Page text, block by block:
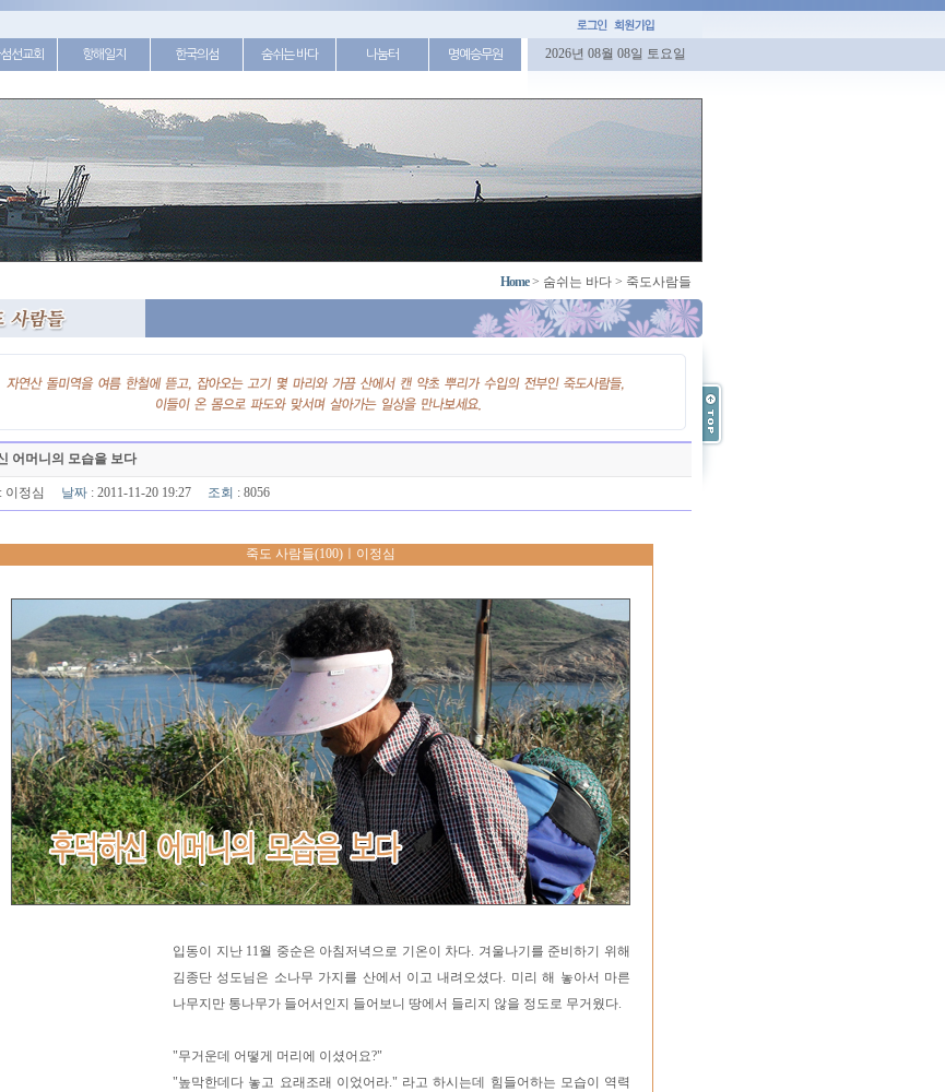
선교회 항해일지 한국의섬 숨쉬는 바다 나눔터 명예승무원 2026년 08월 08일 토요일
Home> 숨쉬는 바다 > 죽도사람들
어머니의 모습을 보다
: 이정심 날짜: 2011-11-20 19:27 조회 : 8056
죽도 사람들(100)ㅣ이정심
입동이 지난 11월 중순은 아침저녁으로 기온이 차다. 겨울나기를 준비하기 위해
김종단 성도님은 소나무 가지를 산에서 이고 내려오셨다. 미리 해 놓아서 마른
나무지만 통나무가 들어서인지 들어보니 땅에서 들리지 않을 정도로 무거웠다.
"무거운데 어떻게 머리에 이셨어요?"
"높막한데다 놓고 요래조래 이었어라." 라고 하시는데 힘들어하는 모습이 역력